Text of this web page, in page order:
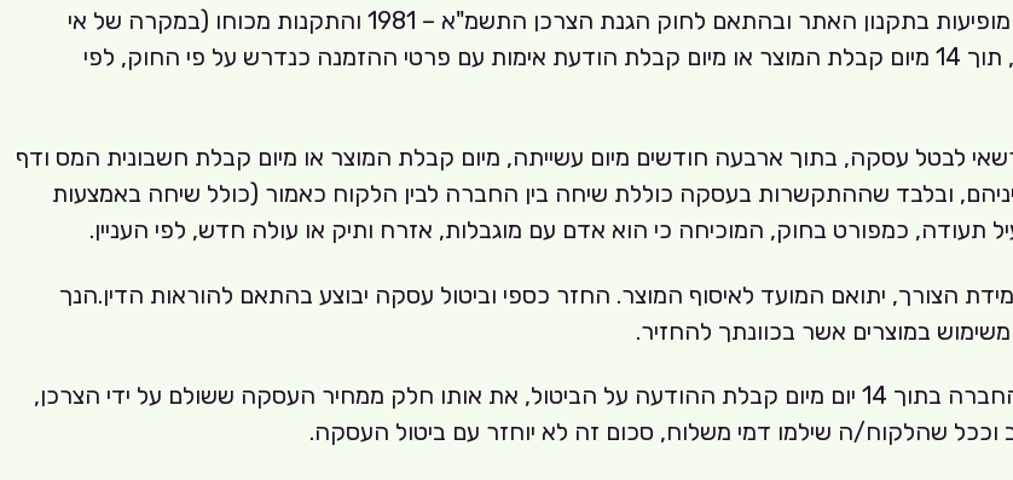
לקוח רשאי לבטל עסקה, בהתאם להוראות ביטול עסקה כפי שהן מופיעות בתקנון האתר ובהתאם לחוק הגנת הצרכן התשמ"א – 1981 והתקנות מכוחו (במקרה של אי
התאמה בין הוראות החברה להוראות החוק יגברו הוראות החוק), תוך 14 מיום קבלת המוצר או מיום קבלת הודעת אימות עם פרטי ההזמנה כנדרש על פי החוק, לפי
לבטל עסקה, בתוך ארבעה חודשים מיום עשייתה, מיום קבלת המוצר או מיום קבלת חשבונית המס ודף
ובלבד שההתקשרות בעסקה כוללת שיחה בין החברה לבין הלקוח כאמור (כולל שיחה באמצעות
כמפורט בחוק, המוכיחה כי הוא אדם עם מוגבלות, אזרח ותיק או עולה חדש, לפי העניין.
הצורך, יתואם המועד לאיסוף המוצר. החזר כספי וביטול עסקה יבוצע בהתאם להוראות הדין.הנך
במוצרים אשר בכוונתך להחזיר.
במקרה של ביטול שלא עקב אי התאמה כהגדרתה להלן, תחזיר החברה בתוך 14 יום מיום קבלת ההודעה על הביטול, את אותו חלק ממחיר העסקה ששולם על ידי הצרכן,
שהלקוח/ה שילמו דמי משלוח, סכום זה לא יוחזר עם ביטול העסקה.